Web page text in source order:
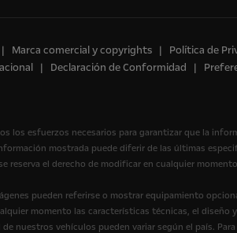
Marca comercial y copyrights
Política de
Declaración de Conformidad
los esfuerzos necesarios para garantizar que la
mostrada puede diferir de las últimas
reserva el derecho de modificar en cualquier
pueden referirse o mostrar equipamiento
momento las características técnicas, el
nuestros vehículos pueden variar según el país.